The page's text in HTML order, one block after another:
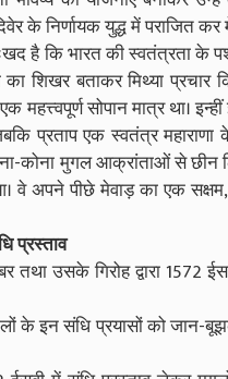
के निर्णायक युद्ध में पराजित
है कि भारत की स्वतंत्रता के
का शिखर बताकर मिथ्या
महत्त्वपूर्ण सोपान मात्र था।
प्रताप एक स्वतंत्र
कोना मुगल आक्रांताओं से छीन
अपने पीछे मेवाड़ का एक
प्रस्ताव
उसके गिरोह द्वारा 1572
के इन संधि प्रयासों को जान-